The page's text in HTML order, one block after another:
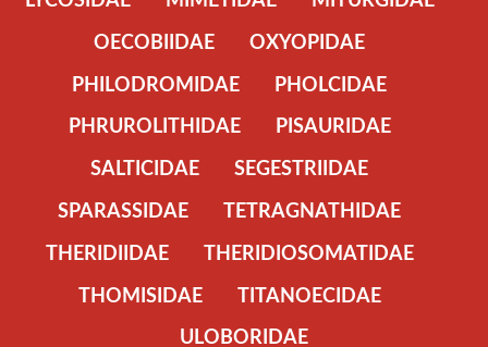
OECOBIIDAE
OXYOPIDAE
PHILODROMIDAE
PHOLCIDAE
PHRUROLITHIDAE
PISAURIDAE
SALTICIDAE
SEGESTRIIDAE
SPARASSIDAE
TETRAGNATHIDAE
THERIDIIDAE
THERIDIOSOMATIDAE
THOMISIDAE
TITANOECIDAE
ULOBORIDAE